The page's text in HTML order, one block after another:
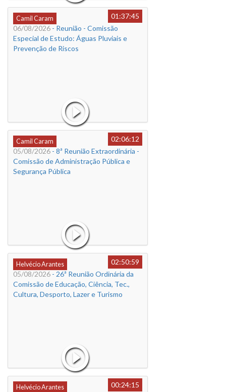
Camil Caram
01:37:45
06/08/2026 - Reunião - Comissão
Especial de Estudo: Águas Pluviais e
Prevenção de Riscos
Camil Caram
02:06:12
05/08/2026 - 8ª Reunião Extraordinária -
Comissão de Administração Pública e
Segurança Pública
Helvécio Arantes
02:50:59
05/08/2026 - 26ª Reunião Ordinária da
Comissão de Educação, Ciência, Tec.,
Cultura, Desporto, Lazer e Turismo
Helvécio Arantes
00:24:15